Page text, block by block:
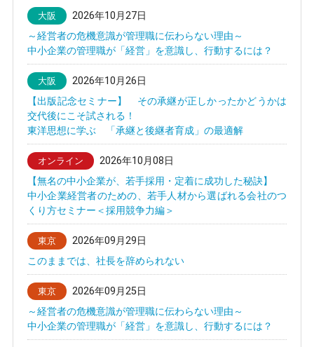
大阪
2026年10月27日
～経営者の危機意識が管理職に伝わらない理由～
中小企業の管理職が「経営」を意識し、行動するには？
大阪
2026年10月26日
【出版記念セミナー】 その承継が正しかったかどうかは
交代後にこそ試される！
東洋思想に学ぶ 「承継と後継者育成」の最適解
オンライン
2026年10月08日
【無名の中小企業が、若手採用・定着に成功した秘訣】
中小企業経営者のための、若手人材から選ばれる会社のつ
くり方セミナー＜採用競争力編＞
東京
2026年09月29日
このままでは、社長を辞められない
東京
2026年09月25日
～経営者の危機意識が管理職に伝わらない理由～
中小企業の管理職が「経営」を意識し、行動するには？